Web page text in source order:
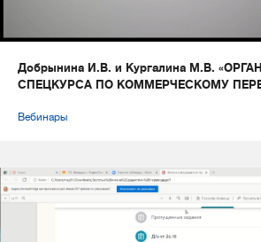
Добрынина И.В. и Кургалина М.В.
СПЕЦКУРСА ПО КОММЕРЧЕСКОМУ
Вебинары